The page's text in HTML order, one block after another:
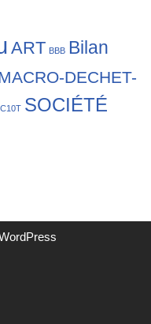
ART BBB Bilan
DECHET-
SOCIÉTÉ